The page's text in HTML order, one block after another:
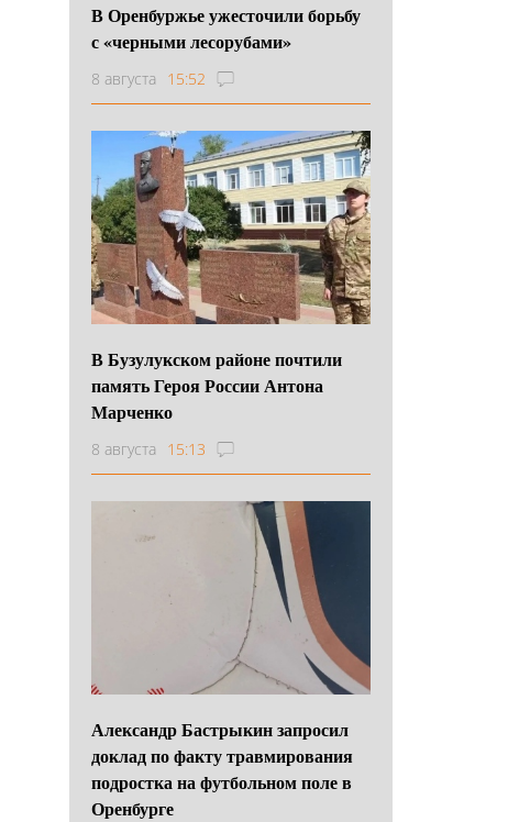
В Оренбуржье ужесточили борьбу
с «черными лесорубами»
8 августа 15:52
В Бузулукском районе почтили
память Героя России Антона
Марченко
8 августа 15:13
Александр Бастрыкин запросил
доклад по факту травмирования
подростка на футбольном поле в
Оренбурге